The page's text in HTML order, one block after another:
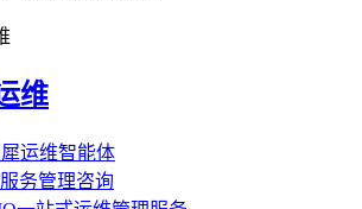
维
运维智能体
务管理咨询